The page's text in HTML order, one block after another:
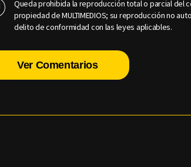
Queda prohibida la reproducción total o parcial del
propiedad de MULTIMEDIOS; su reproducción no
delito de conformidad con las leyes aplicables.
Ver Comentarios